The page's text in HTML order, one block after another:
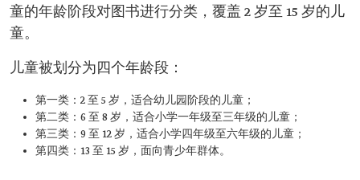
童的年龄阶段对图书进行分类，覆盖 2 岁至 15 岁的儿
童。
儿童被划分为四个年龄段：
第一类：2 至 5 岁，适合幼儿园阶段的儿童；
第二类：6 至 8 岁，适合小学一年级至三年级的儿童；
第三类：9 至 12 岁，适合小学四年级至六年级的儿童；
第四类：13 至 15 岁，面向青少年群体。